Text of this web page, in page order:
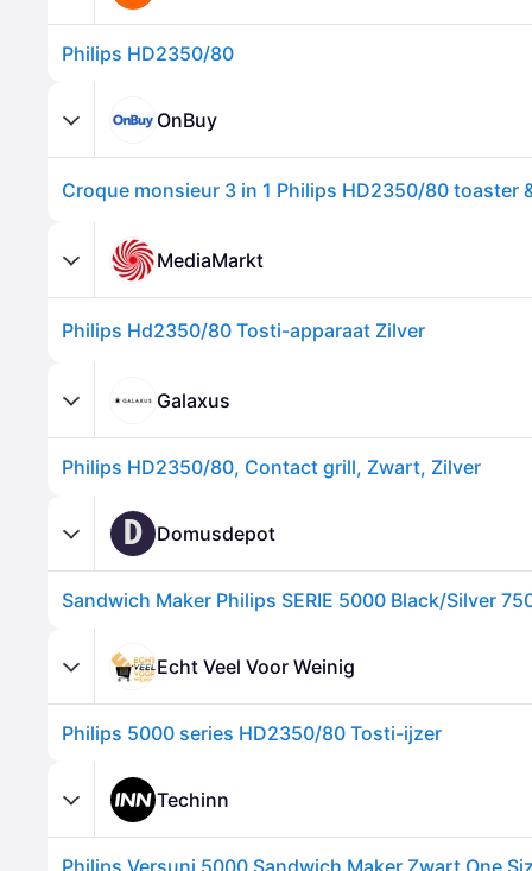
Philips HD2350/80
OnBuy
MediaMarkt
Philips Hd2350/80 Tosti-apparaat Zilver
Galaxus
Philips HD2350/80, Contact grill, Zwart, Zilver
D Domusdepot
Sandwich Maker Philips SERIE 5000 Black/Silver
Echt Veel Voor Weinig
Philips 5000 series HD2350/80 Tosti-ijzer
Techinn